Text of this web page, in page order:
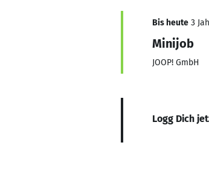
Bis heute 3
Minijob
JOOP! GmbH
Logg Dich